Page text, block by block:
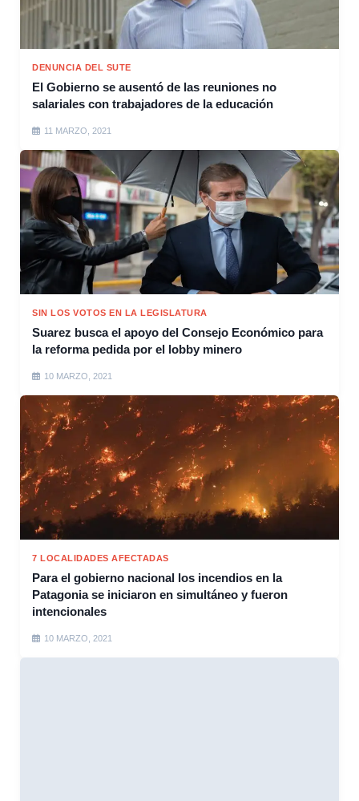
DENUNCIA DEL SUTE
El Gobierno se ausentó de las reuniones no
salariales con trabajadores de la educación
11 MARZO, 2021
SIN LOS VOTOS EN LA LEGISLATURA
Suarez busca el apoyo del Consejo Económico para
la reforma pedida por el lobby minero
10 MARZO, 2021
7 LOCALIDADES AFECTADAS
Para el gobierno nacional los incendios en la
Patagonia se iniciaron en simultáneo y fueron
intencionales
10 MARZO, 2021